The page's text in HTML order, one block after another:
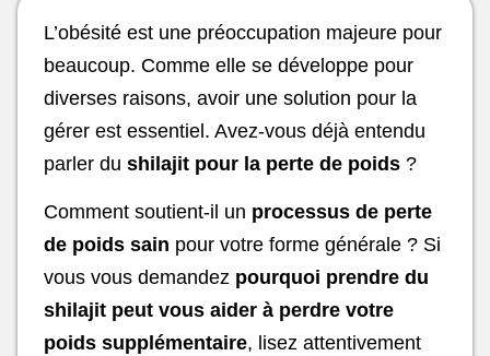
L’obésité est une préoccupation majeure pour
beaucoup. Comme elle se développe pour
diverses raisons, avoir une solution pour la
gérer est essentiel. Avez-vous déjà entendu
parler du shilajit pour la perte de poids ?
Comment soutient-il un processus de perte
de poids sain pour votre forme générale ? Si
vous vous demandez pourquoi prendre du
shilajit peut vous aider à perdre votre
poids supplémentaire, lisez attentivement